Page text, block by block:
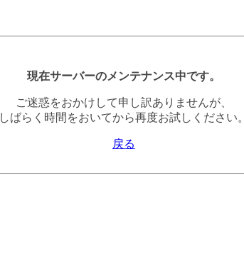
現在サーバーのメンテナンス中です。
ご迷惑をおかけして申し訳ありませんが、
しばらく時間をおいてから再度お試しください。
戻る